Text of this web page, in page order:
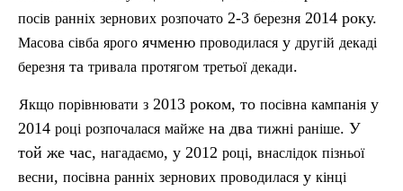
посів ранніх зернових розпочато 2-3 березня 2014 року.
Масова сівба ярого ячменю проводилася у другій декаді
березня та тривала протягом третьої декади.
Якщо порівнювати з 2013 роком, то посівна кампанія у
2014 році розпочалася майже на два тижні раніше. У
той же час, нагадаємо, у 2012 році, внаслідок пізньої
весни, посівна ранніх зернових проводилася у кінці